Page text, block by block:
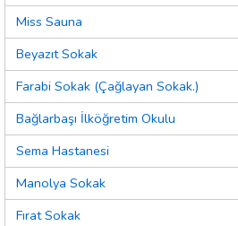
Miss Sauna
Beyazıt Sokak
Farabi Sokak (Çağlayan Sokak.)
Bağlarbaşı İlköğretim Okulu
Sema Hastanesi
Manolya Sokak
Fırat Sokak